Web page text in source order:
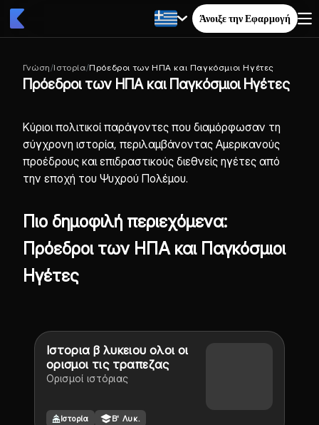
Άνοιξε την Εφαρμογή
Γνώση/Ιστορία/Πρόεδροι των ΗΠΑ και Παγκόσμιοι Ηγέτες
Πρόεδροι των ΗΠΑ και Παγκόσμιοι Ηγέτες
Κύριοι πολιτικοί παράγοντες που διαμόρφωσαν τη
σύγχρονη ιστορία, περιλαμβάνοντας Αμερικανούς
προέδρους και επιδραστικούς διεθνείς ηγέτες από
την εποχή του Ψυχρού Πολέμου.
Πιο δημοφιλή περιεχόμενα:
Πρόεδροι των ΗΠΑ και Παγκόσμιοι
Ηγέτες
Ιστορια β λυκειου ολοι οι
ορισμοι τις τραπεζας
Ορισμοί ιστόριας
Ιστορία Β' Λυκ.